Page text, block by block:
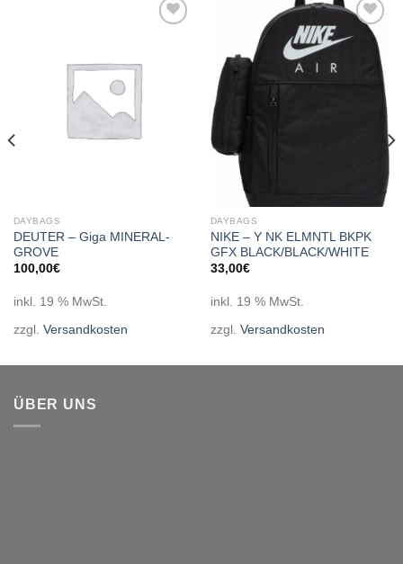
DAYBAGS
DEUTER – Giga MINERAL-
GROVE
100,00€
inkl. 19 % MwSt.
zzgl. Versandkosten
Add to
wishlist
DAYBAGS
NIKE – Y NK ELMNTL BKPK
GFX BLACK/BLACK/WHITE
33,00€
inkl. 19 % MwSt.
zzgl. Versandkosten
ÜBER UNS